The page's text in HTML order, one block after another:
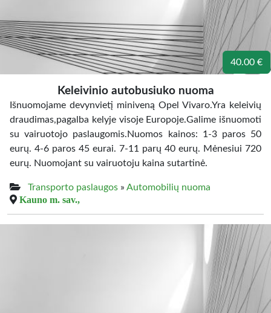
40.00 €
Keleivinio autobusiuko nuoma
Išnuomojame devynvietį miniveną Opel Vivaro.Yra keleivių
draudimas,pagalba kelyje visoje Europoje.Galime išnuomoti
su vairuotojo paslaugomis.Nuomos kainos: 1-3 paros 50
eurų. 4-6 paros 45 eurai. 7-11 parų 40 eurų. Mėnesiui 720
eurų. Nuomojant su vairuotoju kaina sutartinė.
Transporto paslaugos » Automobilių nuoma
Kauno m. sav.,